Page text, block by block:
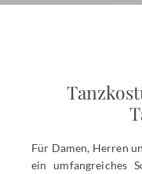
Für Damen, Herren
ein umfangreiches